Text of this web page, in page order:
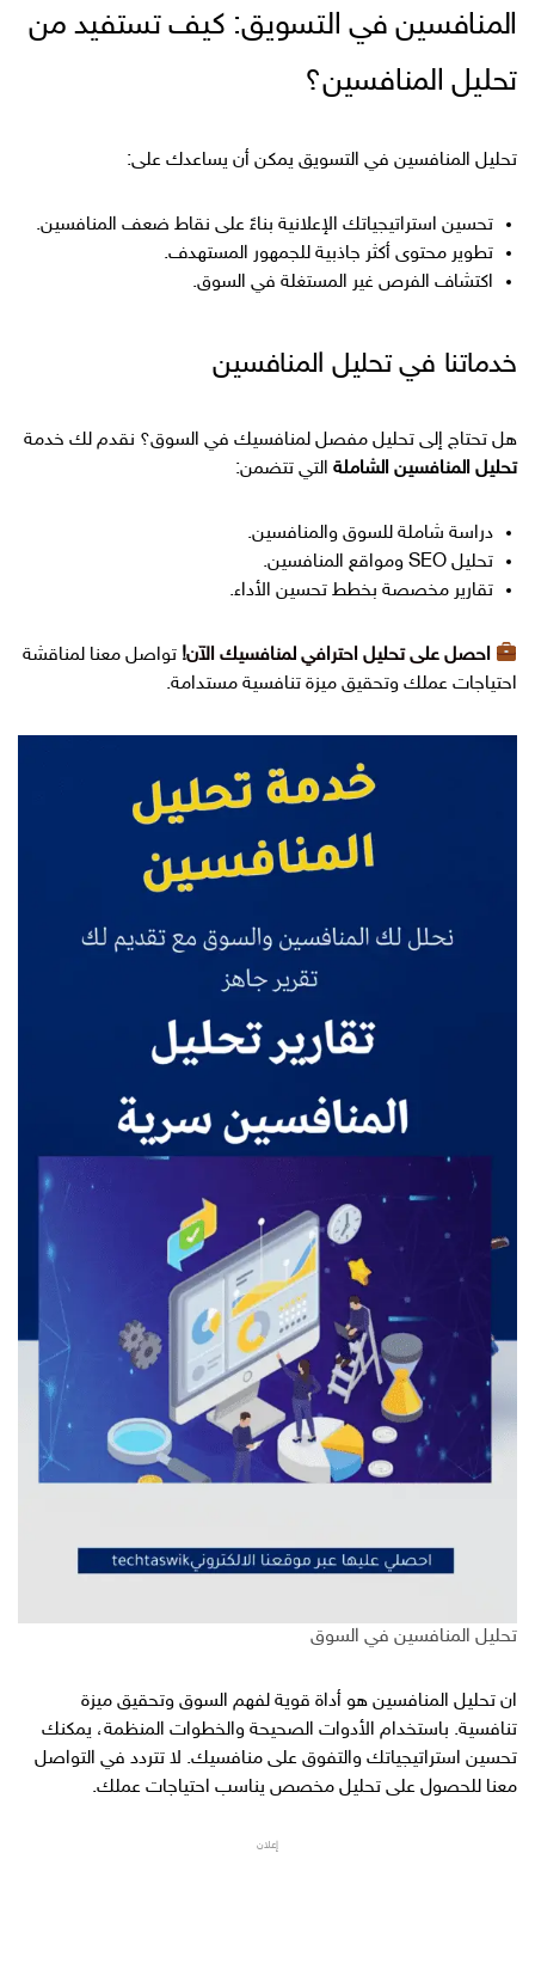
المنافسين في التسويق: كيف تستفيد من
تحليل المنافسين؟
تحليل المنافسين في التسويق يمكن أن يساعدك على:
تحسين استراتيجياتك الإعلانية بناءً على نقاط ضعف المنافسين.
تطوير محتوى أكثر جاذبية للجمهور المستهدف.
اكتشاف الفرص غير المستغلة في السوق.
خدماتنا في تحليل المنافسين
هل تحتاج إلى تحليل مفصل لمنافسيك في السوق؟ نقدم لك خدمة
تحليل المنافسين الشاملة التي تتضمن:
دراسة شاملة للسوق والمنافسين.
تحليل SEO ومواقع المنافسين.
تقارير مخصصة بخطط تحسين الأداء.
احصل على تحليل احترافي لمنافسيك الآن! تواصل معنا لمناقشة
احتياجات عملك وتحقيق ميزة تنافسية مستدامة.
تحليل المنافسين في السوق
ان تحليل المنافسين هو أداة قوية لفهم السوق وتحقيق ميزة
تنافسية. باستخدام الأدوات الصحيحة والخطوات المنظمة، يمكنك
تحسين استراتيجياتك والتفوق على منافسيك. لا تتردد في التواصل
معنا للحصول على تحليل مخصص يناسب احتياجات عملك.
إعلان